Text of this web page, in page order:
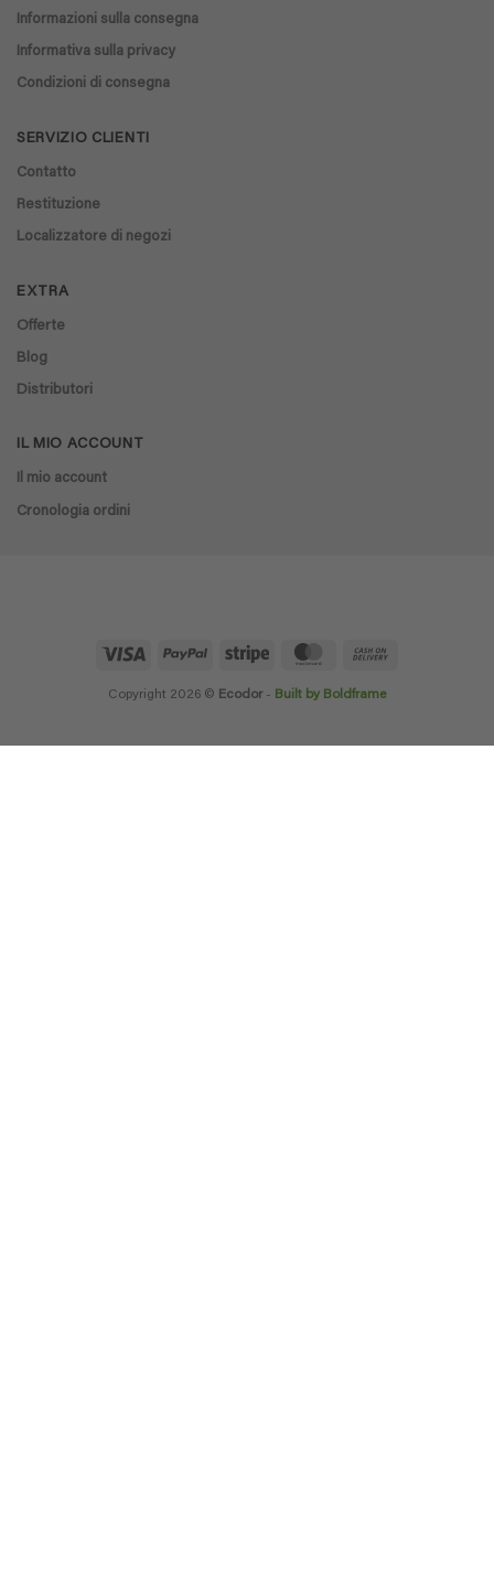
Informazioni sulla consegna
Informativa sulla privacy
Condizioni di consegna
SERVIZIO CLIENTI
Contatto
Restituzione
Localizzatore di negozi
EXTRA
Offerte
Blog
Distributori
IL MIO ACCOUNT
Il mio account
Cronologia ordini
Visa PayPal Stripe MasterCard
Copyright 2026 © Ecodor- Built by Boldframe